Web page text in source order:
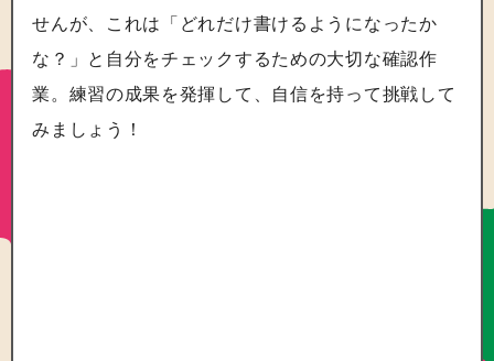
せんが、これは「どれだけ書けるようになったか
な？」と自分をチェックするための大切な確認作
業。練習の成果を発揮して、自信を持って挑戦して
みましょう！